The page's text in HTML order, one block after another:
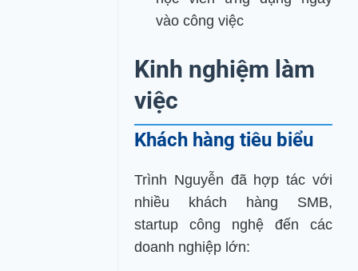
vào công việc
Kinh nghiệm làm
việc
Khách hàng tiêu biểu
Trình Nguyễn đã hợp tác với
nhiều khách hàng SMB,
startup công nghệ đến các
doanh nghiệp lớn: